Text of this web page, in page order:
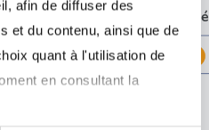
afin de diffuser des
et du contenu, ainsi que de
quant à l'utilisation de
en consultant la
Paiement sécurisé